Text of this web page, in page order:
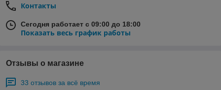
Контакты
Сегодня работает с 09:00 до 18:00
Показать весь график работы
Отзывы о магазине
33 отзывов за всё время